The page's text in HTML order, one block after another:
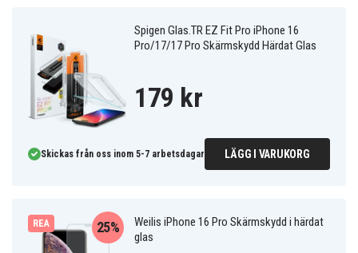
Spigen Glas.TR EZ Fit Pro iPhone 16
Pro/17/17 Pro Skärmskydd Härdat Glas
179 kr
Skickas från oss inom 5-7 arbetsdagar LÄGG I VARUKORG
REA
Weilis iPhone 16 Pro Skärmskydd i härdat
glas
25%